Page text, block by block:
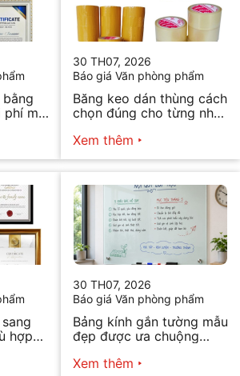
phí mà
30 TH07, 2026
Báo giá Văn phòng phẩm
Băng keo dán thùng cách
chọn đúng cho từng nhu
Xem thêm
hợp
30 TH07, 2026
Báo giá Văn phòng phẩm
Bảng kính gắn tường mẫu
đẹp được ưa chuộng
Xem thêm